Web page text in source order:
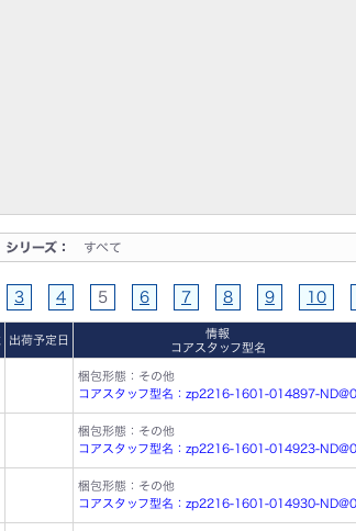
リーズ： すべて
3 4 5 6 7 8 9 10
出荷予定日
情報
コアスタッフ型名
梱包形態：その他
コアスタッフ型名：zp2216-1601-014897-ND@0
梱包形態：その他
コアスタッフ型名：zp2216-1601-014923-ND@0
梱包形態：その他
コアスタッフ型名：zp2216-1601-014930-ND@0